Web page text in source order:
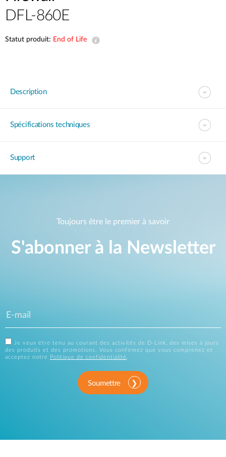
DFL-860E
Statut produit: End of Life
Description
Spécifications techniques
Support
Toujours être le premier à savoir
S'abonner à la Newsletter
Je veux être tenu au courant des activités de D-Link, des mises à jours
des produits et des promotions. Vous confirmez que vous comprenez et
acceptez notre
Politique de confidentialité.
Soumettre